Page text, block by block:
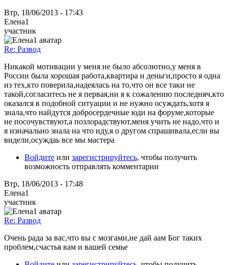
Втр, 18/06/2013 - 17:43
Елена1
участник
Re: Развод
Никакой мотивации у меня не было абсолютно,у меня в
России была хорошая работа,квартира и деньги,просто я одна
из тех,кто поверила,надеялась на то,что он все таки не
такой,согласитесь не я первая,ни я к сожалению последняч,кто
оказался в подобной ситуации и не нужно осуждать,хотя я
знала,что найдутся добросердечные юди на форуме,которые
не посочувствуют,а позлорадствуют,меня учить не надо,что и
я изначально знала на что иду,я о другом спрашивала,если вы
видели,осуждаь все мы мастера
Войдите или зарегистрируйтесь, чтобы получить
возможность отправлять комментарии
Втр, 18/06/2013 - 17:48
Елена1
участник
Re: Развод
Очень рада за вас,что вы с мозгами,не дай аам Бог таких
проблем,счастья вам и вашей семье